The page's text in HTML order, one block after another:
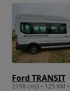
Ford TRANSIT